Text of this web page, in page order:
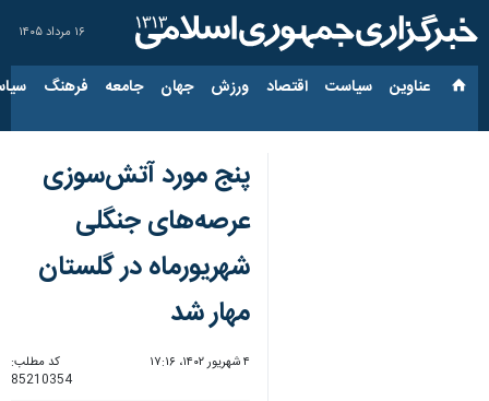
۱۶ مرداد ۱۴۰۵
عناوین‌ سیاست اقتصاد ورزش جهان جامعه فرهنگ
پنج مورد آتش‌سوزی
عرصه‌های جنگلی
شهریورماه در گلستان
مهار شد
۴ شهریور ۱۴۰۲، ۱۷:۱۶
کد مطلب:
85210354